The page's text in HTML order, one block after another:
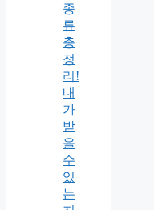
종
류
총
정
리!
내
가
받
을
수
있
는